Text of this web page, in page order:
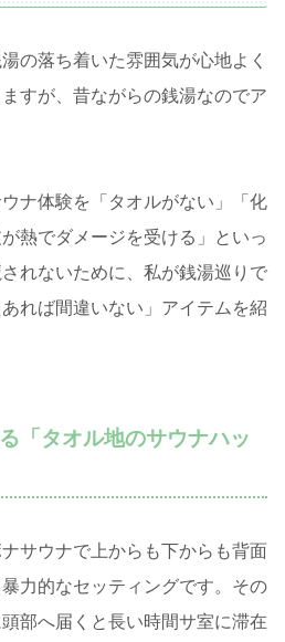
の落ち着いた雰囲気が心地よく
すが、昔ながらの銭湯なのでア
ナ体験を「タオルがない」「化
熱でダメージを受ける」といっ
れないために、私が銭湯巡りで
れば間違いない」アイテムを紹
「タオル地のサウナハッ
サウナで上からも下からも背面
力的なセッティングです。その
部へ届くと長い時間サ室に滞在